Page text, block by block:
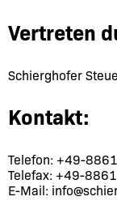
Vertreten
Schierghofer
Kontakt:
Telefon: +49-
Telefax: +49-
E-Mail: